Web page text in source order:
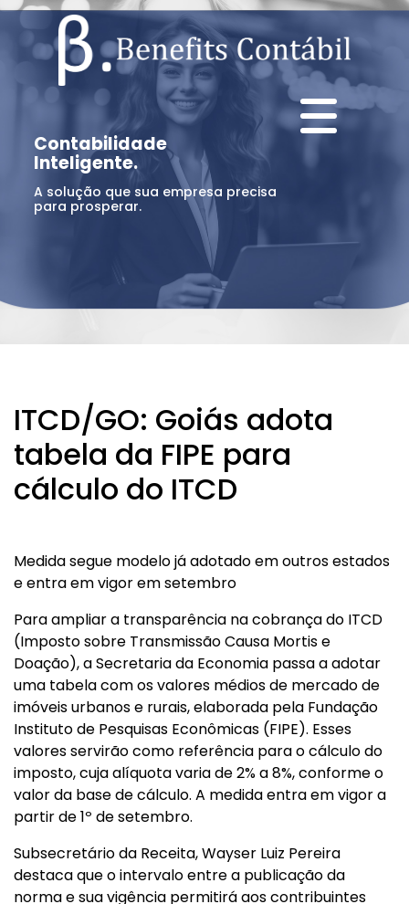
Contabilidade
Inteligente.
A solução que sua empresa precisa
para prosperar.
ITCD/GO: Goiás adota
tabela da FIPE para
cálculo do ITCD
Medida segue modelo já adotado em outros estados
e entra em vigor em setembro
Para ampliar a transparência na cobrança do ITCD
(Imposto sobre Transmissão Causa Mortis e
Doação), a Secretaria da Economia passa a adotar
uma tabela com os valores médios de mercado de
imóveis urbanos e rurais, elaborada pela Fundação
Instituto de Pesquisas Econômicas (FIPE). Esses
valores servirão como referência para o cálculo do
imposto, cuja alíquota varia de 2% a 8%, conforme o
valor da base de cálculo. A medida entra em vigor a
partir de 1º de setembro.
Subsecretário da Receita, Wayser Luiz Pereira
destaca que o intervalo entre a publicação da
norma e sua vigência permitirá aos contribuintes